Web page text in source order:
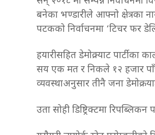
बनेका भण्डारीले आफ्नो क्षेत्रका
पटकको निर्वाचनमा ‘टिचर फर
हयारीसहित डेमोक्र्याट
सय एक मत र निकले १२ हजार पाँच
व्यवस्थाअनुसार तीनै जना
उता सोही डिष्ट्रिक्टमा